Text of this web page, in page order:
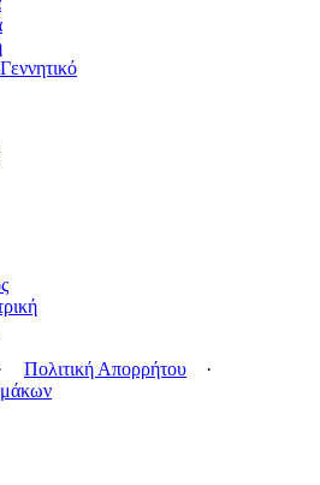
Πολιτική Απορρήτου
·